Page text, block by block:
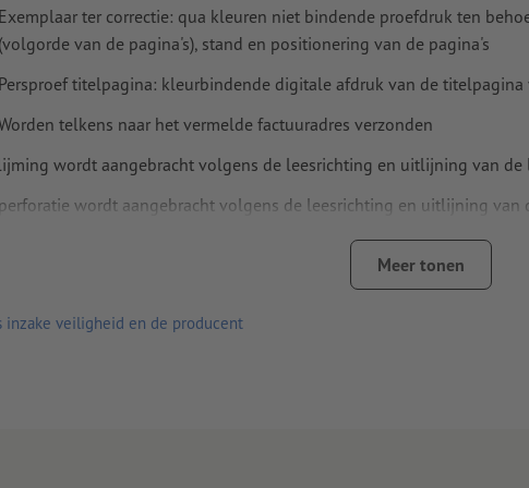
worden door ons niet gecontroleerd
worden verwijderd en niet afgedrukt
van formuliervelden worden mee afgedrukt
3 mm
Exemplaar ter correctie: qua kleuren niet bindende proefdruk ten
(volgorde van de pagina's), stand en positionering van de pagina's
Persproef titelpagina: kleurbindende digitale afdruk van de titelpagina
telkens naar het vermelde factuuradres verzonden
wordt aangebracht volgens de leesrichting en uitlijning van de
wordt aangebracht volgens de leesrichting en uitlijning van
De optionele perforatie is conform DIN-standaard (ISO 838).
producten op kringlooppapier zijn zonder meerprijs
Meer tonen
inzake veiligheid en de producent